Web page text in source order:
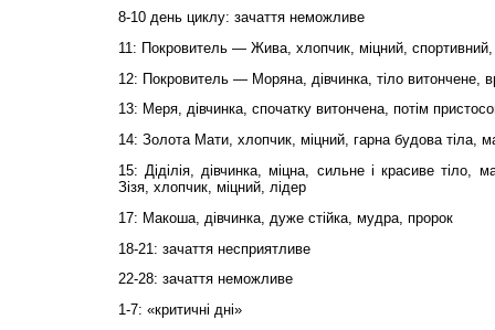
8-10 день циклу: зачаття неможливе
11: Покровитель — Жива, хлопчик, міцний,
12: Покровитель — Моряна, дівчинка, тіло витончене,
13: Меря, дівчинка, спочатку витончена, потім
14: Золота Мати, хлопчик, міцний, гарна будова тіла,
15: Діділія, дівчинка, міцна, сильне і красиве тіло,
Зізя, хлопчик, міцний, лідер
17: Макоша, дівчинка, дуже стійка, мудра, пророк
18-21: зачаття несприятливе
22-28: зачаття неможливе
1-7: «критичні дні»